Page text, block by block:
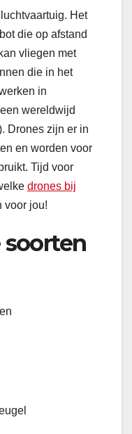
Het
die op afstand
vliegen met
die in het
in
wereldwijd
Drones zijn er in
en worden voor
Tijd voor
drones bij
voor jou!